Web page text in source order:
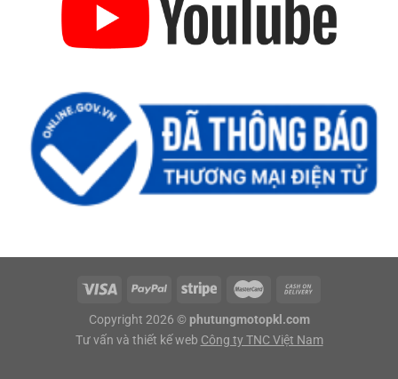
Copyright 2026 © phutungmotopkl.com
Tư vấn và thiết kế web Công ty TNC Việt Nam